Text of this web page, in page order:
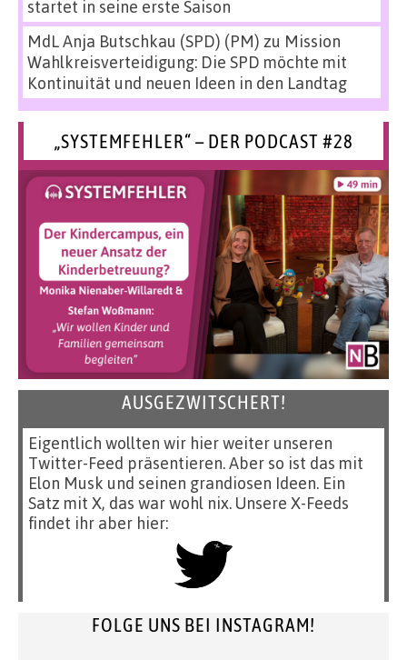
startet in seine erste Saison
MdL Anja Butschkau (SPD) (PM) zu Mission
Wahlkreisverteidigung: Die SPD möchte mit
Kontinuität und neuen Ideen in den Landtag
„SYSTEMFEHLER“ – DER PODCAST #28
AUSGEZWITSCHERT!
Eigentlich wollten wir hier weiter unseren
Twitter-Feed präsentieren. Aber so ist das mit
Elon Musk und seinen grandiosen Ideen. Ein
Satz mit X, das war wohl nix. Unsere X-Feeds
findet ihr aber hier:
FOLGE UNS BEI INSTAGRAM!